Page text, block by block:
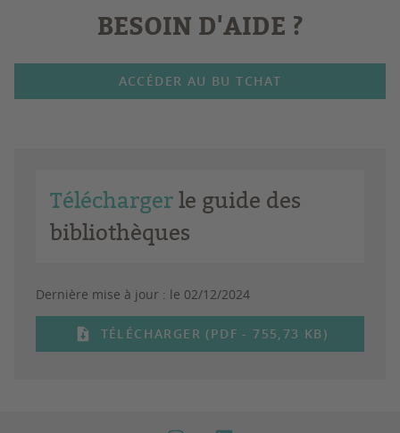
BESOIN D'AIDE ?
ACCÉDER AU BU TCHAT
Téléchargerle guide des
bibliothèques
Dernière mise à jour : le 02/12/2024
TÉLÉCHARGER (PDF - 755,73 KB)